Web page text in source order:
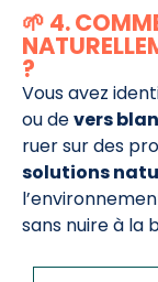
🌱 4.
?
Vous avez
ou devers
ruer sur des
solutions
sans nuire à la